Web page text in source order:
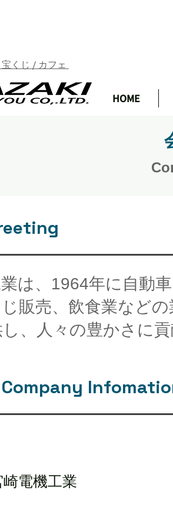
くじ / カフェ
HOME
は、1964年に自動
販売、飲食業など
し、人々の豊かさに
電機工業